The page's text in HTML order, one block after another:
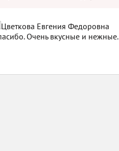
Очень вкусные и нежные.